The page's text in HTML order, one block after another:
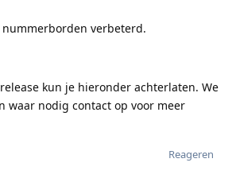
nummerborden verbeterd.
kun je hieronder achterlaten. We
waar nodig contact op voor meer
Reageren